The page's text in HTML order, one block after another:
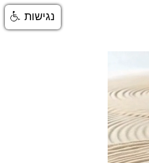
נגישות